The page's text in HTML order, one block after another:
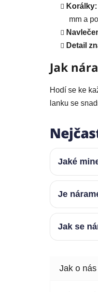
Korálky:
mm a
Detail
Jak
Hodí se ke
lanku se
Jaké
Je
Jak se